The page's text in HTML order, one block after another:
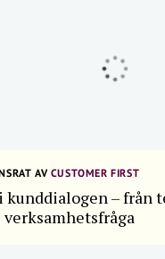
AVCUSTOMER FIRST
kunddialogen – från